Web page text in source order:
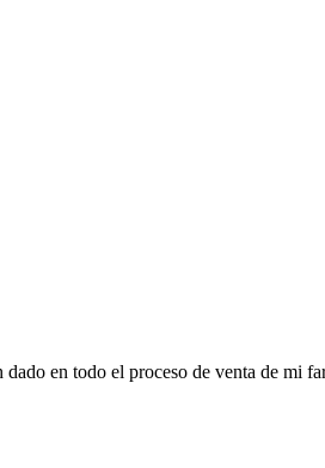
en todo el proceso de venta de mi